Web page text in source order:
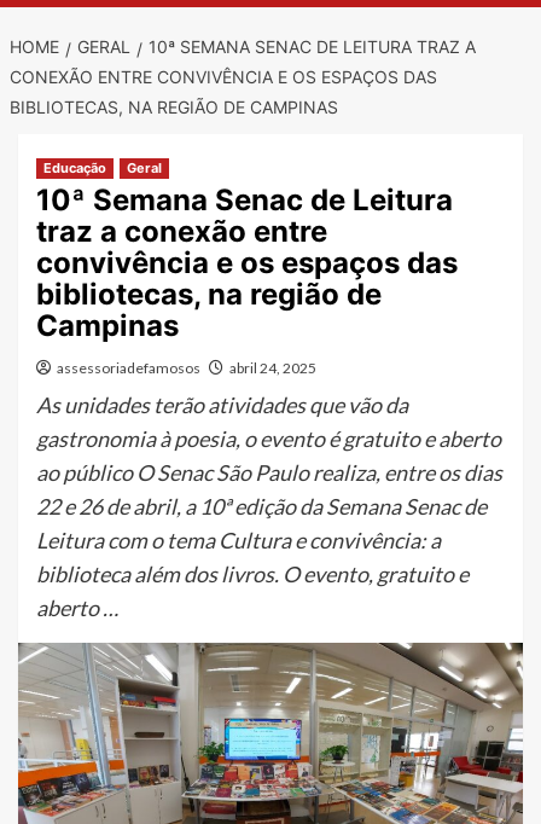
HOME GERAL
10ª SEMANA SENAC DE LEITURA TRAZ A
CONEXÃO ENTRE CONVIVÊNCIA E OS ESPAÇOS DAS
BIBLIOTECAS, NA REGIÃO DE CAMPINAS
Educação Geral
10ª Semana Senac de Leitura
traz a conexão entre
convivência e os espaços das
bibliotecas, na região de
Campinas
assessoriadefamosos abril 24, 2025
As unidades terão atividades que vão da
gastronomia à poesia, o evento é gratuito e aberto
ao público O Senac São Paulo realiza, entre os dias
22 e 26 de abril, a 10ª edição da Semana Senac de
Leitura com o tema Cultura e convivência: a
biblioteca além dos livros. O evento, gratuito e
aberto …